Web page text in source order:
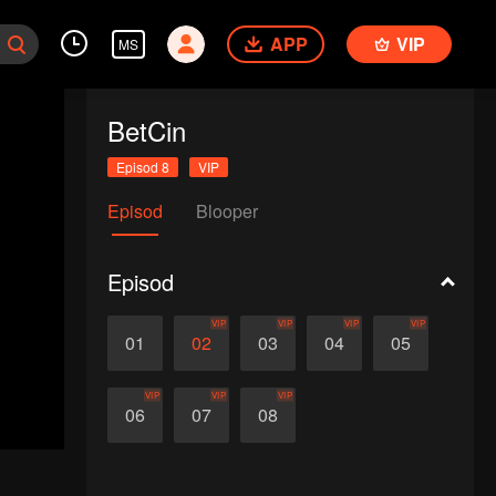
MS APP VIP
BetCin
Episod 8 VIP
Episod Blooper
Episod
01 02
VIP
03
VIP
04
VIP
05
VIP
06
VIP
07
VIP
08
VIP